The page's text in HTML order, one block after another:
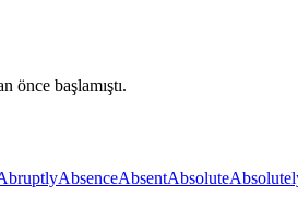
önce başlamıştı.
AbsenceAbsentAbsolute